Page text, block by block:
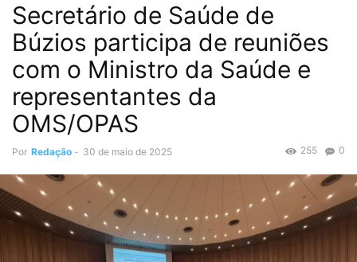
Secretário de Saúde de
Búzios participa de reuniões
com o Ministro da Saúde e
representantes da
OMS/OPAS
Por Redação - 30 de maio de 2025 0
255